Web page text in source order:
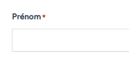
Prénom *